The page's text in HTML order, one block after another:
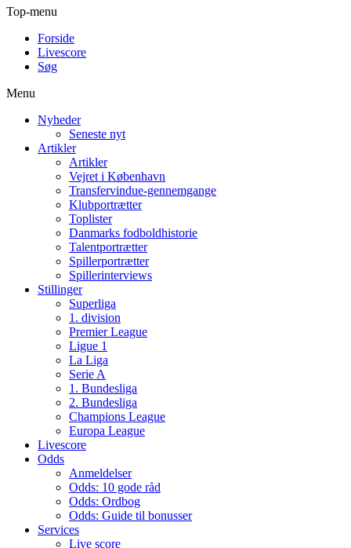
Top-menu
Forside
Livescore
Søg
Menu
Nyheder
Seneste nyt
Artikler
Artikler
Vejret i København
Transfervindue-gennemgange
Klubportrætter
Toplister
Danmarks fodboldhistorie
Talentportrætter
Spillerportrætter
Spillerinterviews
Stillinger
Superliga
1. division
Premier League
Ligue 1
La Liga
Serie A
1. Bundesliga
2. Bundesliga
Champions League
Europa League
Livescore
Odds
Anmeldelser
Odds: 10 gode råd
Odds: Ordbog
Odds: Guide til bonusser
Services
Live score